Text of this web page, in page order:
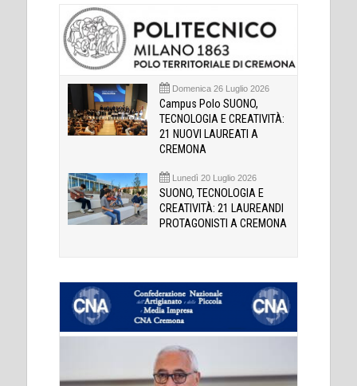
Domenica 26 Luglio 2026
Campus Polo SUONO,
TECNOLOGIA E CREATIVITÀ:
21 NUOVI LAUREATI A
CREMONA
Lunedì 20 Luglio 2026
SUONO, TECNOLOGIA E
CREATIVITÀ: 21 LAUREANDI
PROTAGONISTI A CREMONA